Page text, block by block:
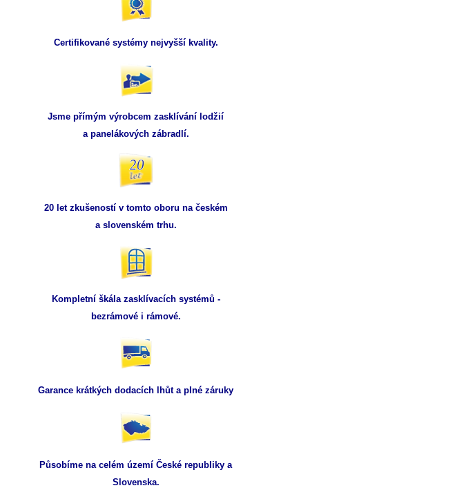
Certifikované systémy nejvyšší kvality.
Jsme přímým výrobcem zasklívání lodžií
a panelákových zábradlí.
20 let zkušeností v tomto oboru na českém
a slovenském trhu.
Kompletní škála zasklívacích systémů -
bezrámové i rámové.
Garance krátkých dodacích lhůt a plné záruky
Působíme na celém území České republiky a
Slovenska.